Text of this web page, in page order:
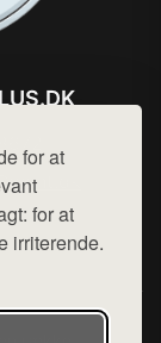
for at
for at
irriterende.
privatlivspolitik